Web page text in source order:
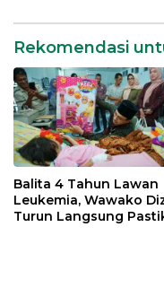
Rekomendasi
Balita 4 Tahun Lawan
Leukemia, Wawako
Turun Langsung